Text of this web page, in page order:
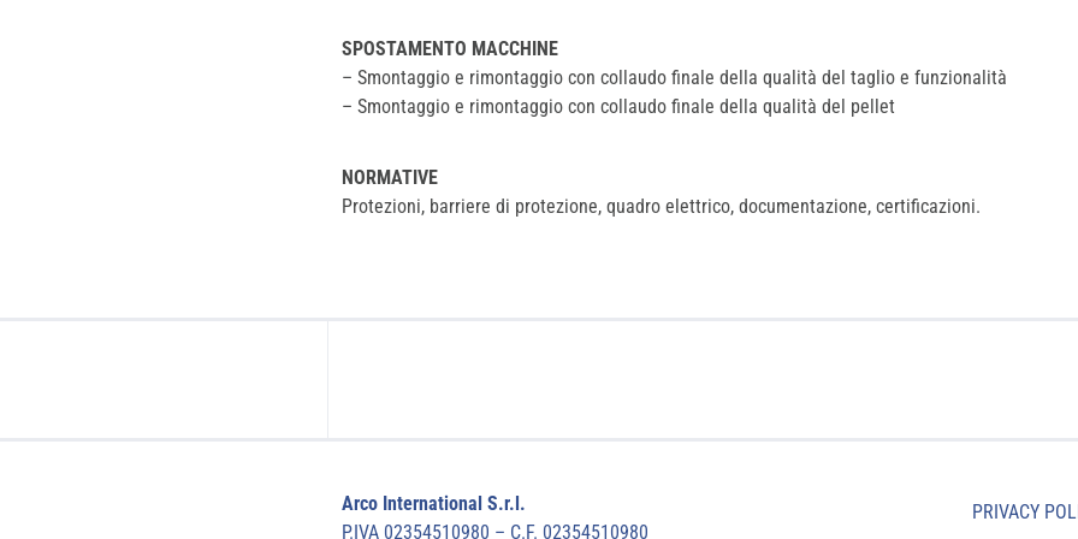
SPOSTAMENTO MACCHINE
– Smontaggio e rimontaggio con collaudo finale della qualità del taglio e funzionalità
– Smontaggio e rimontaggio con collaudo finale della qualità del pellet
NORMATIVE
Protezioni, barriere di protezione, quadro elettrico, documentazione, certificazioni.
Arco International S.r.l.
P.IVA 02354510980 – C.F. 02354510980
PRIVACY